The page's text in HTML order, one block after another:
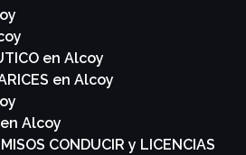
en Alcoy
en Alcoy
en Alcoy
CONDUCIR y LICENCIAS